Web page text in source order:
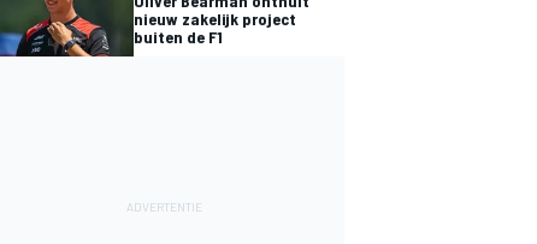
nieuw zakelijk project
buiten de F1